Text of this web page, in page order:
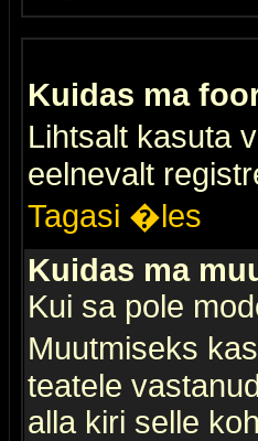
Kuidas ma
Lihtsalt kasuta
eelnevalt
Tagasi �les
Kuidas ma
Kui sa pole
Muutmiseks
teatele
alla kiri selle